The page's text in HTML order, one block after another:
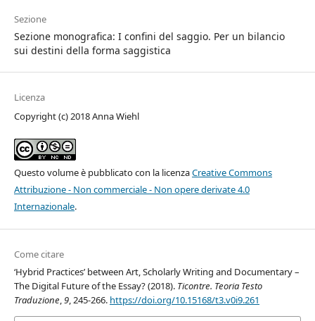
Sezione
Sezione monografica: I confini del saggio. Per un bilancio
sui destini della forma saggistica
Licenza
Copyright (c) 2018 Anna Wiehl
Questo volume è pubblicato con la licenzaCreative Commons
Attribuzione - Non commerciale - Non opere derivate 4.0
Internazionale.
Come citare
‘Hybrid Practices’ between Art, Scholarly Writing and Documentary –
The Digital Future of the Essay? (2018). Ticontre. Teoria Testo
Traduzione,9, 245-266. https://doi.org/10.15168/t3.v0i9.261